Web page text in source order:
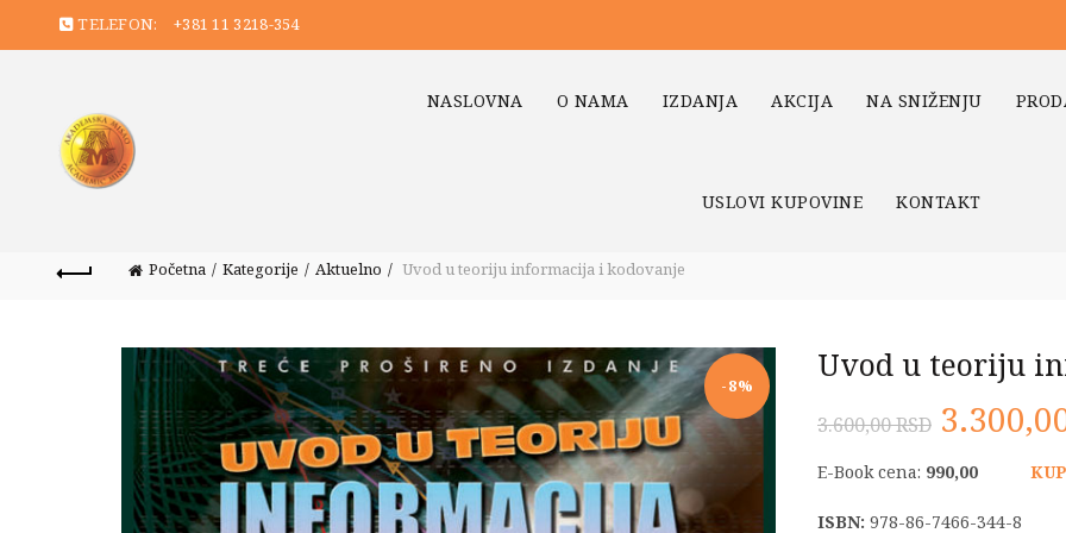
TELEFON: +381 11 3218-354
NASLOVNA O NAMA IZDANJA AKCIJA NA SNIŽENJU
USLOVI KUPOVINE KONTAKT
Početna Kategorije Aktuelno Uvod u teoriju informacija i kodovanje
-8%
Uvod u teoriju
3.600,00RSD
cena
je
E-Book cena: 990,00
ISBN: 978-86-7466-344-8